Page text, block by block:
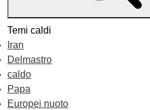
Temi caldi
Iran
Delmastro
caldo
Papa
Europei nuoto